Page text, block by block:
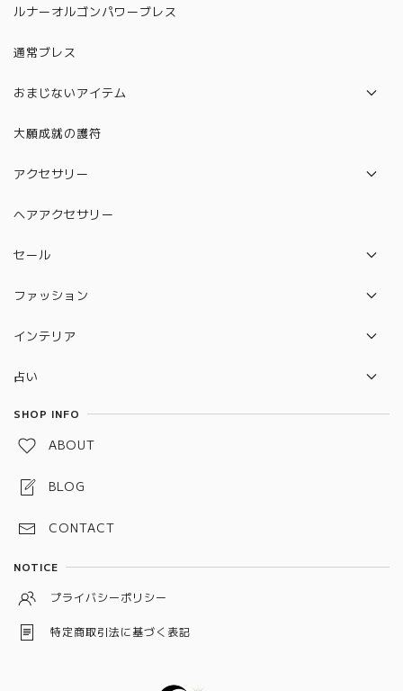
ルナーオルゴンパワーブレス
通常ブレス
おまじないアイテム
パロサント
カバラ
ルドラクシャ
守り本尊 水晶守り絵
予祝お守り
龍神守り
ワックスサシェ
狐守り
大願成就の護符
アクセサリー
ネックレス
ヘアアクセサリー
セール
セット販売セール
ファッション
バック
インテリア
占い
タロットカード
SHOP INFO
ABOUT
BLOG
CONTACT
NOTICE
プライバシーポリシー
特定商取引法に基づく表記